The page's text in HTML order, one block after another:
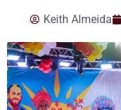
Keith Almeida